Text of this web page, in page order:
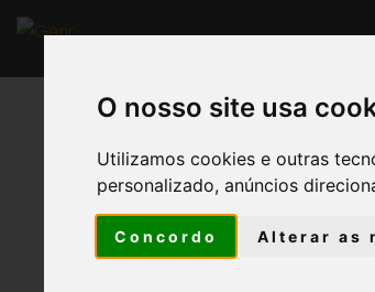
O nosso site usa
Utilizamos cookies e outras
personalizado, anúncios
Concordo Alterar as
Gestão da
Através daconstrução de